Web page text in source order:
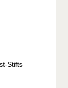
Stifts